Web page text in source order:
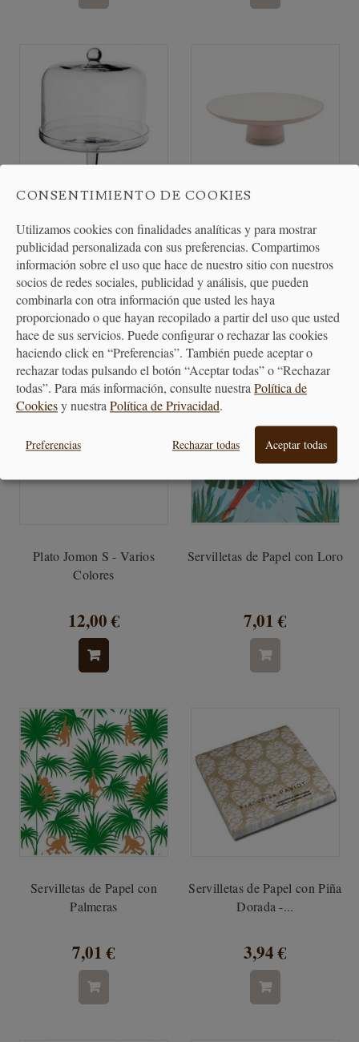
Pastelera con Campana de
Cristal 23cm
60,00 €
Pastelera de 31 x 10 cm de la
colección de...
48,50 €
Plato Jomon S - Varios
Colores
12,00 €
Servilletas de Papel con Loro
7,01 €
Servilletas de Papel con
Palmeras
7,01 €
Servilletas de Papel con Piña
Dorada -...
3,94 €
CONSENTIMIENTO DE COOKIES
Utilizamos cookies con finalidades analíticas y para mostrar
publicidad personalizada con sus preferencias. Compartimos
información sobre el uso que hace de nuestro sitio con nuestros
socios de redes sociales, publicidad y análisis, que pueden
combinarla con otra información que usted les haya
proporcionado o que hayan recopilado a partir del uso que usted
hace de sus servicios. Puede configurar o rechazar las cookies
haciendo click en “Preferencias”. También puede aceptar o
rechazar todas pulsando el botón “Aceptar todas” o “Rechazar
todas”. Para más información, consulte nuestraPolítica de
Cookiesy nuestraPolítica de Privacidad.
Preferencias Rechazar todas Aceptar todas